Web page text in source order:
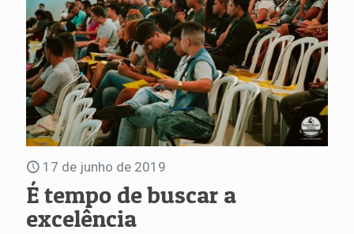
17 de junho de 2019
É tempo de buscar a
excelência